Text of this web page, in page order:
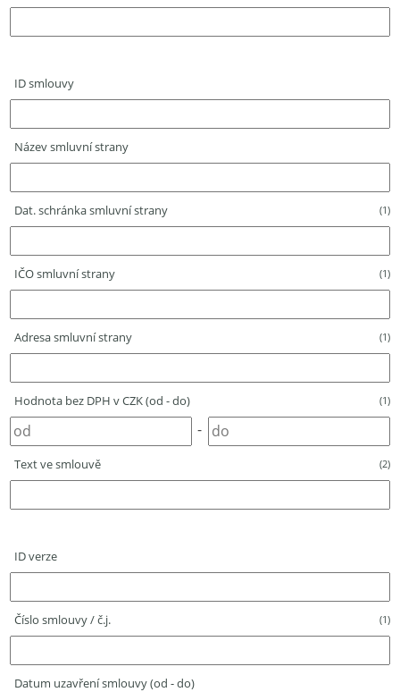
ID smlouvy
Název smluvní strany
Dat. schránka smluvní strany (1)
IČO smluvní strany (1)
Adresa smluvní strany (1)
Hodnota bez DPH v CZK (od - do) (1)
-
Text ve smlouvě (2)
ID verze
Číslo smlouvy / č.j. (1)
Datum uzavření smlouvy (od - do)